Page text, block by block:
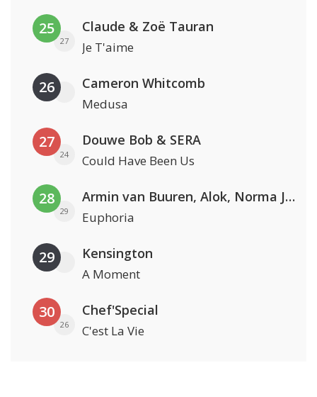
25
27
Claude & Zoë Tauran
Je T'aime
26 Cameron Whitcomb
Medusa
27
24
Douwe Bob & SERA
Could Have Been Us
28
29
Armin van Buuren, Alok, Norma Jean Martine & LAWRENT
Euphoria
29 Kensington
A Moment
30
26
Chef'Special
C'est La Vie